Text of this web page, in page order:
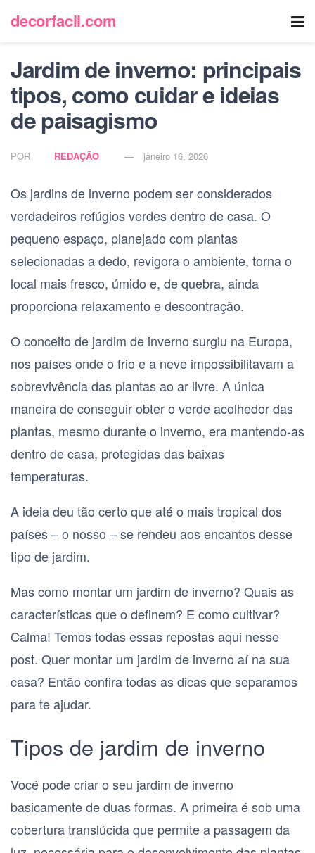
decorfacil.com
Jardim de inverno: principais
tipos, como cuidar e ideias
de paisagismo
POR REDAÇÃO janeiro 16, 2026
Os jardins de inverno podem ser considerados
verdadeiros refúgios verdes dentro de casa. O
pequeno espaço, planejado com plantas
selecionadas a dedo, revigora o ambiente, torna o
local mais fresco, úmido e, de quebra, ainda
proporciona relaxamento e descontração.
O conceito de jardim de inverno surgiu na Europa,
nos países onde o frio e a neve impossibilitavam a
sobrevivência das plantas ao ar livre. A única
maneira de conseguir obter o verde acolhedor das
plantas, mesmo durante o inverno, era mantendo-as
dentro de casa, protegidas das baixas
temperaturas.
A ideia deu tão certo que até o mais tropical dos
países – o nosso – se rendeu aos encantos desse
tipo de jardim.
Mas como montar um jardim de inverno? Quais as
características que o definem? E como cultivar?
Calma! Temos todas essas repostas aqui nesse
post. Quer montar um jardim de inverno aí na sua
casa? Então confira todas as dicas que separamos
para te ajudar.
Tipos de jardim de inverno
Você pode criar o seu jardim de inverno
basicamente de duas formas. A primeira é sob uma
cobertura translúcida que permite a passagem da